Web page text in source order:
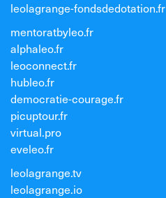
leolagrange-fondsdedotation.fr
mentoratbyleo.fr
alphaleo.fr
leoconnect.fr
hubleo.fr
democratie-courage.fr
picuptour.fr
virtual.pro
eveleo.fr
leolagrange.tv
leolagrange.io